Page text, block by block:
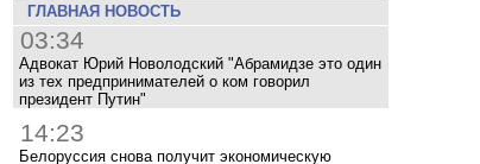
ГЛАВНАЯ НОВОСТЬ
03:34
Адвокат Юрий Новолодский "Абрамидзе это один
из тех предпринимателей о ком говорил
президент Путин"
14:23
Белоруссия снова получит экономическую